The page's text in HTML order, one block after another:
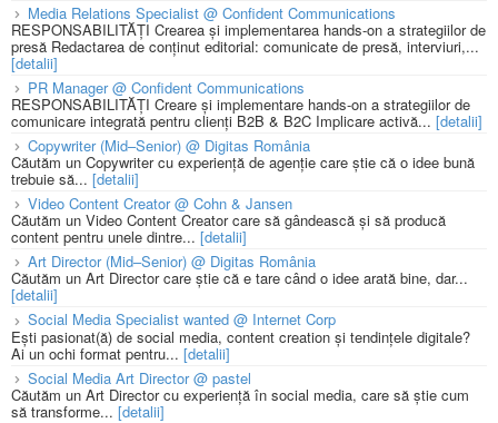
Media Relations Specialist @ Confident Communications
RESPONSABILITĂȚI Crearea și implementarea hands-on a strategiilor de
presă Redactarea de conținut editorial: comunicate de presă, interviuri,...
[detalii]
PR Manager @ Confident Communications
RESPONSABILITĂȚI Creare și implementare hands-on a strategiilor de
comunicare integrată pentru clienți B2B & B2C Implicare activă... [detalii]
Copywriter (Mid–Senior) @ Digitas România
Căutăm un Copywriter cu experiență de agenție care știe că o idee bună
trebuie să... [detalii]
Video Content Creator @ Cohn & Jansen
Căutăm un Video Content Creator care să gândească și să producă
content pentru unele dintre... [detalii]
Art Director (Mid–Senior) @ Digitas România
Căutăm un Art Director care știe că e tare când o idee arată bine, dar...
[detalii]
Social Media Specialist wanted @ Internet Corp
Ești pasionat(ă) de social media, content creation și tendințele digitale?
Ai un ochi format pentru... [detalii]
Social Media Art Director @ pastel
Căutăm un Art Director cu experiență în social media, care să știe cum
să transforme... [detalii]